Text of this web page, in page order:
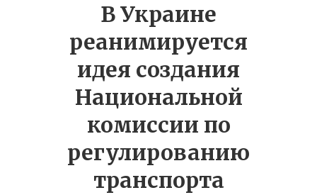
В Украине
реанимируется
идея создания
Национальной
комиссии по
регулированию
транспорта